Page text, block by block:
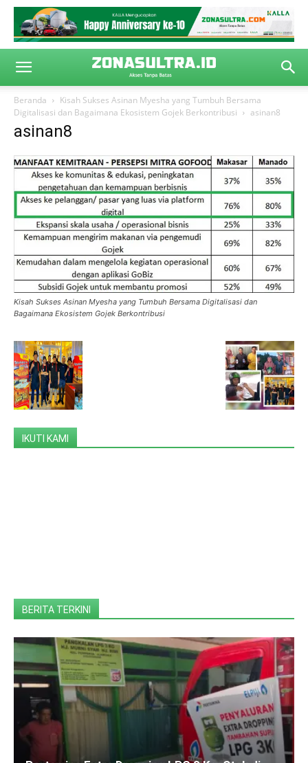
Beranda
Kisah Sukses Asinan Myesha yang Tumbuh Bersama
Digitalisasi dan Bagaimana Ekosistem Gojek Berkontribusi
asinan8
asinan8
Kisah Sukses Asinan Myesha yang Tumbuh Bersama Digitalisasi dan
Bagaimana Ekosistem Gojek Berkontribusi
IKUTI KAMI
BERITA TERKINI